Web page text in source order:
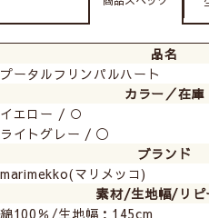
品名
プータルフリンパルハート
カラー／在庫
イエロー / ○
ライトグレー / ◯
ブランド
marimekko(マリメッコ)
素材/生地幅/リピ
綿100％/生地幅：145cm